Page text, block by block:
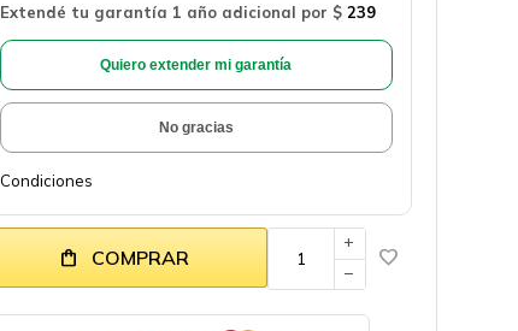
Extendé tu garantía 1 año adicional por $ 239
Quiero extender mi garantía
No gracias
Condiciones
COMPRAR
add
remove